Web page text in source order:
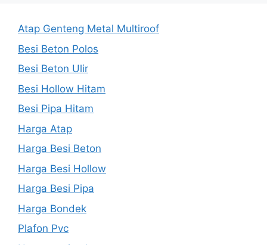
Atap Genteng Metal Multiroof
Besi Beton Polos
Besi Beton Ulir
Besi Hollow Hitam
Besi Pipa Hitam
Harga Atap
Harga Besi Beton
Harga Besi Hollow
Harga Besi Pipa
Harga Bondek
Plafon Pvc